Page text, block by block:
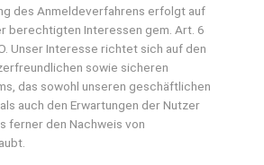
des Anmeldeverfahrens erfolgt auf
berechtigten Interessen gem. Art. 6
Unser Interesse richtet sich auf den
sowie sicheren
das sowohl unseren geschäftlichen
auch den Erwartungen der Nutzer
ferner den Nachweis von